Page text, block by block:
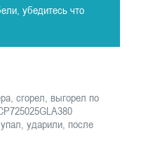
убедитесь что
сгорел, выгорел по
ударили, после